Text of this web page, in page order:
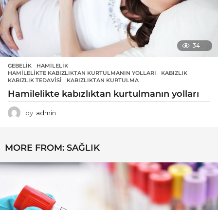
34
GEBELIK HAMILELIK
HAMILELIKTE KABIZLIKTAN KURTULMANIN YOLLARI
,KABIZLIK
KABIZLIK TEDAVISI
,KABIZLIKTAN KURTULMA
Hamilelikte kabızlıktan kurtulmanın yolları
by admin
MORE FROM: SAĞLIK